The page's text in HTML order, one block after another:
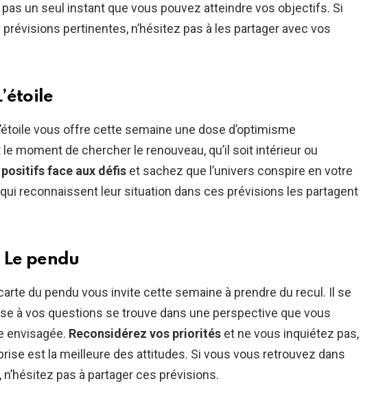
un seul instant que vous pouvez atteindre vos objectifs. Si
pertinentes, n’hésitez pas à les partager avec vos
vous offre cette semaine une dose d’optimisme
le moment de chercher le renouveau, qu’il soit intérieur ou
positifs face aux défis et sachez que l’univers conspire en votre
reconnaissent leur situation dans ces prévisions les partagent
pendu
du pendu vous invite cette semaine à prendre du recul. Il se
à vos questions se trouve dans une perspective que vous
envisagée. Reconsidérez vos priorités et ne vous inquiétez pas,
est la meilleure des attitudes. Si vous vous retrouvez dans
pas à partager ces prévisions.